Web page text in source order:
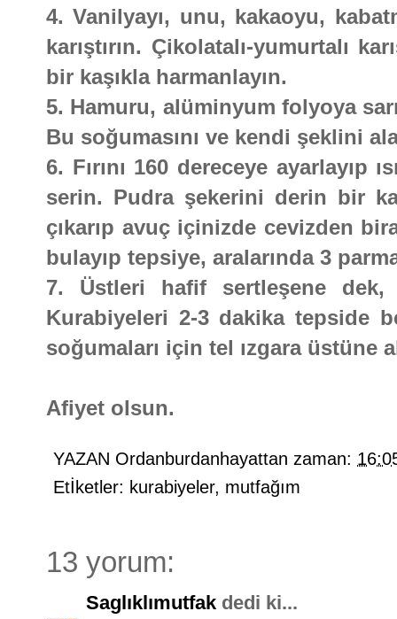
4. Vanilyayı, unu, kakaoyu,
karıştırın. Çikolatalı-yumurtalı
bir kaşıkla harmanlayın.
5. Hamuru, alüminyum folyoya
Bu soğumasını ve kendi şeklini
6. Fırını 160 dereceye ayarlayıp
serin. Pudra şekerini derin bir
çıkarıp avuç içinizde cevizden
bulayıp tepsiye, aralarında 3
7. Üstleri hafif sertleşene dek,
Kurabiyeleri 2-3 dakika tepside
soğumaları için tel ızgara üstüne
Afiyet olsun.
YAZAN Ordanburdanhayattan zaman:
Etİketler: kurabiyeler, mutfağım
13 yorum:
Saglıklımutfak dedi ki...